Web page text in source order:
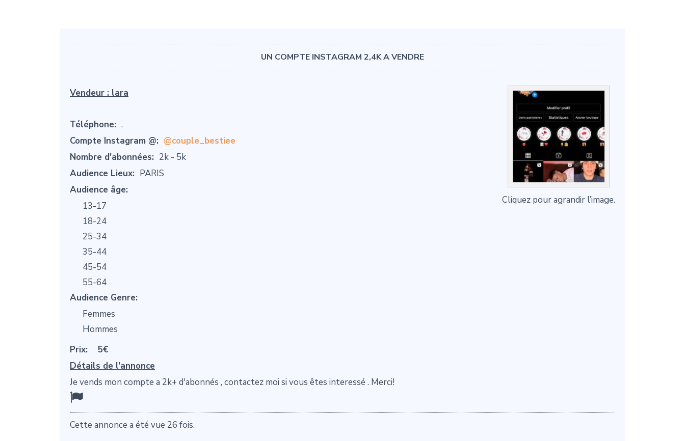
UN COMPTE INSTAGRAM 2,4K A VENDRE
Cliquez pour agrandir l’image.
Vendeur : lara
Téléphone: .
Compte Instagram @: @couple_bestiee
Nombre d'abonnées: 2k - 5k
Audience Lieux: PARIS
Audience âge:
13-17
18-24
25-34
35-44
45-54
55-64
Audience Genre:
Femmes
Hommes
Prix:
5€
Détails de l'annonce
Je vends mon compte a 2k+ d'abonnés , contactez moi si vous êtes interessé . Merci!
Cette annonce a été vue 26 fois.